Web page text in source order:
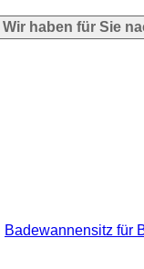
Wir haben für Sie
Badewannensitz für